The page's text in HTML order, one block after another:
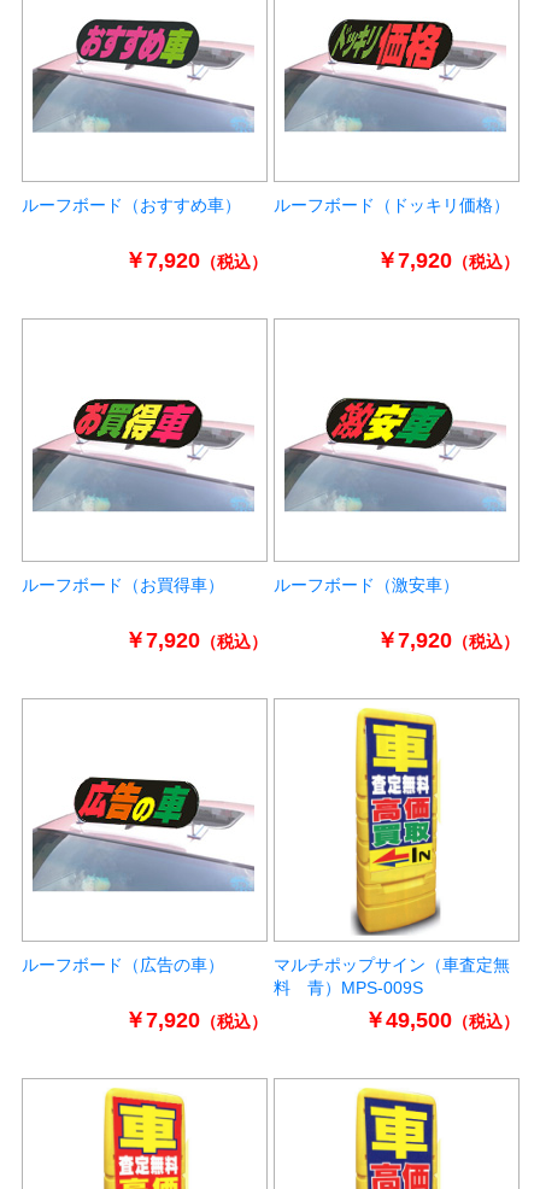
ルーフボード（おすすめ車）
￥7,920（税込）
ルーフボード（ドッキリ価格）
￥7,920（税込）
ルーフボード（お買得車）
￥7,920（税込）
ルーフボード（激安車）
￥7,920（税込）
ルーフボード（広告の車）
￥7,920（税込）
マルチポップサイン（車査定無
料 青）MPS-009S
￥49,500（税込）